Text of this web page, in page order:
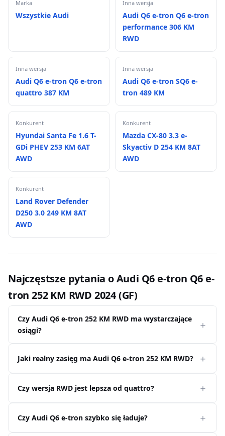
Marka
Wszystkie Audi
Inna wersja
Audi Q6 e-tron Q6 e-tron
performance 306 KM
RWD
Inna wersja
Audi Q6 e-tron Q6 e-tron
quattro 387 KM
Inna wersja
Audi Q6 e-tron SQ6 e-
tron 489 KM
Konkurent
Hyundai Santa Fe 1.6 T-
GDi PHEV 253 KM 6AT
AWD
Konkurent
Mazda CX-80 3.3 e-
Skyactiv D 254 KM 8AT
AWD
Konkurent
Land Rover Defender
D250 3.0 249 KM 8AT
AWD
Najczęstsze pytania o Audi Q6 e-tron Q6 e-
tron 252 KM RWD 2024 (GF)
Czy Audi Q6 e-tron 252 KM RWD ma wystarczające
osiągi?
Jaki realny zasięg ma Audi Q6 e-tron 252 KM RWD?
Czy wersja RWD jest lepsza od quattro?
Czy Audi Q6 e-tron szybko się ładuje?